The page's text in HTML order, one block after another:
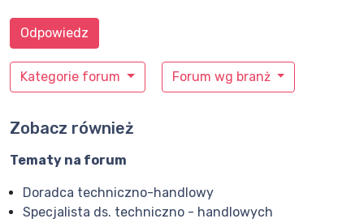
Kategorie forum Forum wg branż
Odpowiedz
Zobacz również
Tematy na forum
Doradca techniczno-handlowy
Specjalista ds. techniczno - handlowych